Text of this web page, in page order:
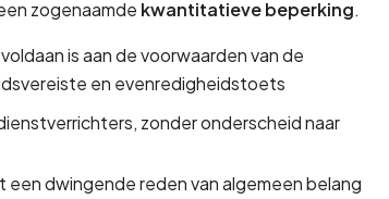
zogenaamde kwantitatieve beperking.
is aan de voorwaarden van de
en evenredigheidstoets
zonder onderscheid naar
dwingende reden van algemeen belang